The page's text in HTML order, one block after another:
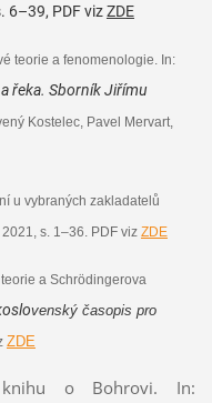
6–39, PDF vizZDE
teorie a fenomenologie. In:
řeka. Sborník Jiřímu
Kostelec, Pavel Mervart,
u vybraných zakladatelů
2021, s. 1–36. PDF viz ZDE
a Schrödingerova
venský časopis pro
ZDE
knihu o Bohrovi. In: